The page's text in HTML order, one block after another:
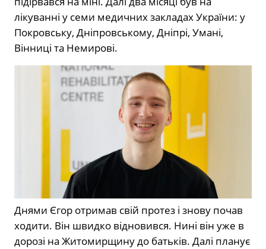
лікуванні у семи медичних закладах України: у
Покровську, Дніпровському, Дніпрі, Умані,
Вінниці та Немирові.
Днями Єгор отримав свій протез і знову почав
ходити. Він швидко відновився. Нині він уже в
дорозі на Житомирщину до батьків. Далі планує